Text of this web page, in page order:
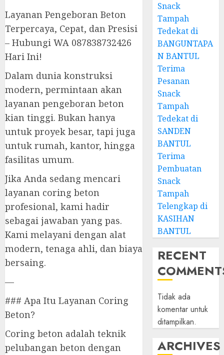
Layanan Pengeboran Beton
Terpercaya, Cepat, dan Presisi
– Hubungi WA 087838732426
Hari Ini!
Dalam dunia konstruksi
modern, permintaan akan
layanan pengeboran beton
kian tinggi. Bukan hanya
untuk proyek besar, tapi juga
untuk rumah, kantor, hingga
fasilitas umum.
Jika Anda sedang mencari
layanan coring beton
profesional, kami hadir
sebagai jawaban yang pas.
Kami melayani dengan alat
modern, tenaga ahli, dan biaya
bersaing.
—
### Apa Itu Layanan Coring
Beton?
Coring beton adalah teknik
pelubangan beton dengan
Snack
Tampah
Tedekat di
BANGUNTAPA
N BANTUL
Terima
Pesanan
Snack
Tampah
Tedekat di
SANDEN
BANTUL
Terima
Pembuatan
Snack
Tampah
Telengkap di
KASIHAN
BANTUL
RECENT
Tidak ada
komentar untuk
ditampilkan.
ARCHIVES